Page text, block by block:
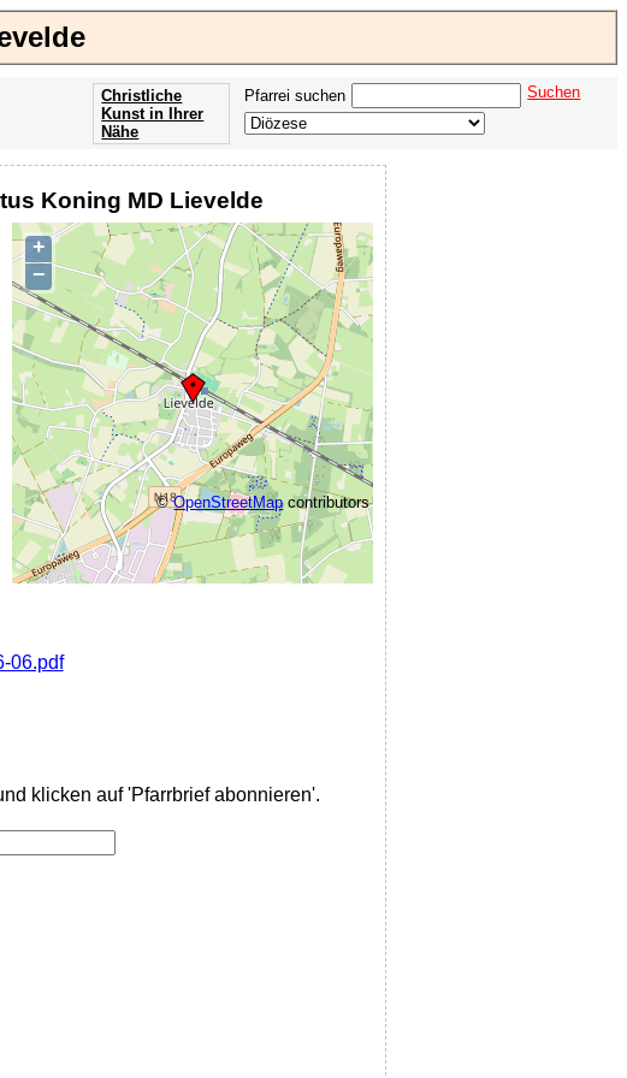
Pfarrei suchen Suchen
Christliche
Kunst in Ihrer
Nähe
Koning MD Lievelde
+
−
©OpenStreetMapcontributors
06.pdf
klicken auf 'Pfarrbrief abonnieren'.